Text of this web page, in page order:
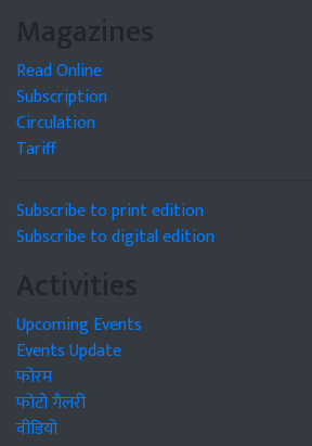
Magazines
Read Online
Subscription
Circulation
Tariff
Subscribe to print edition
Subscribe to digital edition
Activities
Upcoming Events
Events Update
फोरम
फोटो गैलरी
वीडियो